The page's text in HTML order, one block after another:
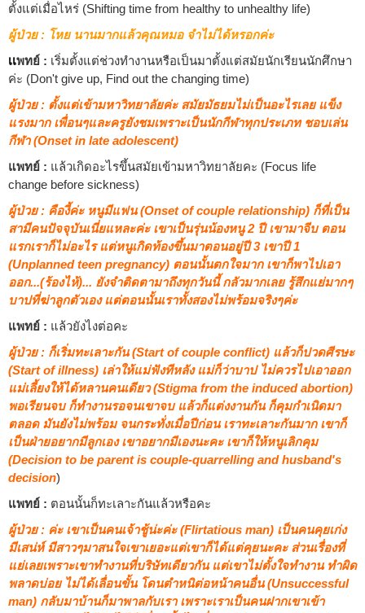
ตั้งแต่เมื่อไหร่ (Shifting time from healthy to unhealthy life)
ผู้ป่วย : โหย นานมากแล้วคุณหมอ จำไม่ได้หรอกค่ะ
เเพทย์ : เริ่มตั้งแต่ช่วงทำงานหรือเป็นมาตั้งแต่สมัยนักเรียนนักศึกษา
ค่ะ (Don't give up, Find out the changing time)
ผู้ป่วย : ตั้งแต่เข้ามหาวิทยาลัยค่ะ สมัยมัธยมไม่เป็นอะไรเลย แข็ง
แรงมาก เพื่อนๆและครูยังชมเพราะเป็นนักกีฬาทุกประเภท ชอบเล่น
กีฬา (Onset in late adolescent)
แพทย์ : แล้วเกิดอะไรขึ้นสมัยเข้ามหาวิทยาลัยคะ (Focus life
change before sickness)
ผู้ป่วย : คืองี้ค่ะ หนูมีแฟน (Onset of couple relationship) ก็ที่เป็น
สามีคนปัจจุบันเนี่ยแหละค่ะ เขาเป็นรุ่นน้องหนู 2 ปี เขามาจีบ ตอน
แรกเราก็ไม่อะไร แต่หนูเกิดท้องขึ้นมาตอนอยู่ปี 3 เขาปี 1
(Unplanned teen pregnancy) ตอนนั้นตกใจมาก เขาก็พาไปเอา
ออก...(ร้องไห้)... ยังจำติดตามาถึงทุกวันนี้ กลัวมากเลย รู้สึกแย่มากๆ
บาปที่ฆ่าลูกตัวเอง แต่ตอนนั้นเราทั้งสองไม่พร้อมจริงๆค่ะ
แพทย์ : แล้วยังไงต่อคะ
ผู้ป่วย : ก็เริ่มทะเลาะกัน (Start of couple conflict) แล้วก็ปวดศีรษะ
(Start of illness) เล่าให้แม่ฟังทีหลัง แม่ก็ว่าบาป ไม่ควรไปเอาออก
แม่เลี้ยงให้ได้หลานคนเดียว (Stigma from the induced abortion)
พอเรียนจบ ก็ทำงานรอจนเขาจบ แล้วก็แต่งงานกัน ก็คุมกำเนิดมา
ตลอด มันยังไม่พร้อม จนกระทั่งเมื่อปีก่อน เราทะเลาะกันมาก เขาก็
เป็นฝ่ายอยากมีลูกเอง เขาอยากมีเองนะคะ เขาก็ให้หนูเลิกคุม
(Decision to be parent is couple-quarrelling and husband's
decision)
แพทย์ : ตอนนั้นก็ทะเลาะกันแล้วหรือคะ
ผู้ป่วย : ค่ะ เขาเป็นคนเจ้าชู้น่ะค่ะ (Flirtatious man) เป็นคนคุยเก่ง
มีเสน่ห์ มีสาวๆมาสนใจเขาเยอะแต่เขาก็ได้แต่คุยนะคะ ส่วนเรื่องที่
แย่เลยเพราะเขาทำงานที่บริษัทเดียวกัน แต่เขาไม่ตั้งใจทำงาน ทำผิด
พลาดบ่อย ไม่ได้เลื่อนขั้น โดนตำหนิต่อหน้าคนอื่น (Unsuccessful
man) กลับมาบ้านก็มาพาลกับเรา เพราะเราเป็นคนฝากเขาเข้า